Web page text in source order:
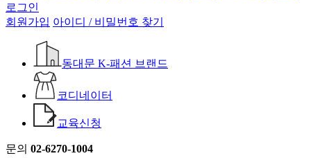
로그인
회원가입 아이디 / 비밀번호 찾기
동대문 K-패션 브랜드
코디네이터
교육신청
문의 02-6270-1004